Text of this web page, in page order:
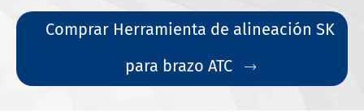
Comprar Herramienta de alineación SK
para brazo ATC
